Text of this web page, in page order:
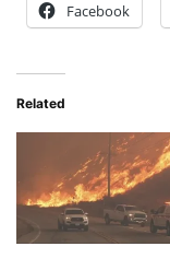
Facebook
Related